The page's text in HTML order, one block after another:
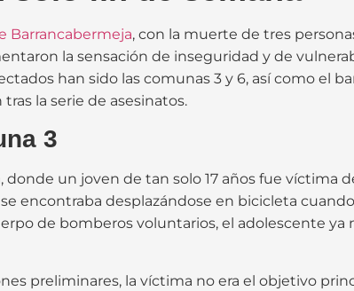
Barrancabermeja, con la muerte de tres
la sensación de inseguridad y de
han sido las comunas 3 y 6, así como el
la serie de asesinatos.
3
un joven de tan solo 17 años fue víctima
encontraba desplazándose en bicicleta
de bomberos voluntarios, el adolescente ya
preliminares, la víctima no era el objetivo